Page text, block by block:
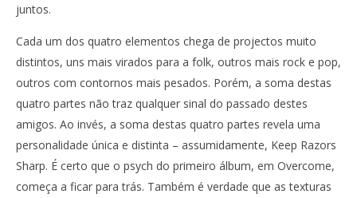
juntos.
Cada um dos quatro elementos chega de projectos muito
distintos, uns mais virados para a folk, outros mais rock e pop,
outros com contornos mais pesados. Porém, a soma destas
quatro partes não traz qualquer sinal do passado destes
amigos. Ao invés, a soma destas quatro partes revela uma
personalidade única e distinta – assumidamente, Keep Razors
Sharp. É certo que o psych do primeiro álbum, em Overcome,
começa a ficar para trás. Também é verdade que as texturas